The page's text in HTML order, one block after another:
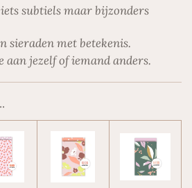
subtiels maar bijzonders
sieraden met betekenis.
aan jezelf of iemand anders.